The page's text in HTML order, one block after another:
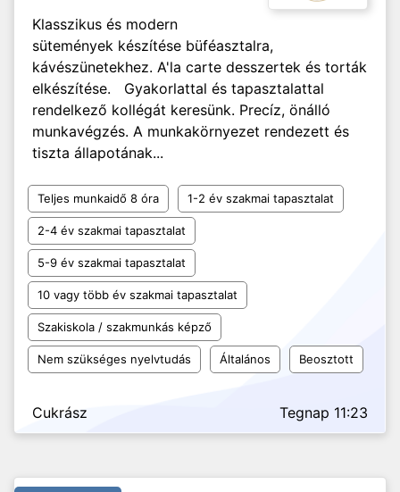
Klasszikus és modern
sütemények készítése büféasztalra,
kávészünetekhez. A'la carte desszertek és torták
elkészítése. Gyakorlattal és tapasztalattal
rendelkező kollégát keresünk. Precíz, önálló
munkavégzés. A munkakörnyezet rendezett és
tiszta állapotának...
Teljes munkaidő 8 óra 1-2 év szakmai tapasztalat
2-4 év szakmai tapasztalat
5-9 év szakmai tapasztalat
10 vagy több év szakmai tapasztalat
Szakiskola / szakmunkás képző
Nem szükséges nyelvtudás Általános Beosztott
Cukrász Tegnap 11:23